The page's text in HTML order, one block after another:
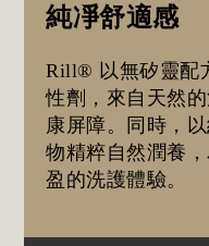
純凈舒適感
Rill® 以無矽靈配
性劑，來自天然
康屏障。同時，
物精粹自然潤養
盈的洗護體驗。